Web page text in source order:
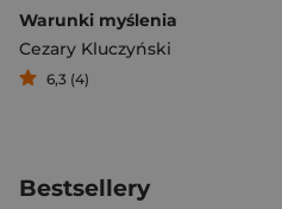
Warunki myślenia
Cezary Kluczyński
6,3 (4)
Bestsellery